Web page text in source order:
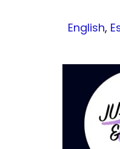
English,